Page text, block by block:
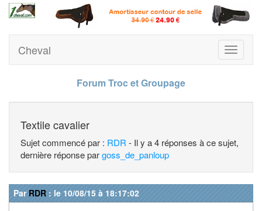
Toggle
Cheval
Forum Troc et Groupage
Textile cavalier
Sujet commencé par : RDR - Il y a 4 réponses à ce sujet,
dernière réponse pargoss_de_panloup
Par RDR : le 10/08/15 à 18:17:02